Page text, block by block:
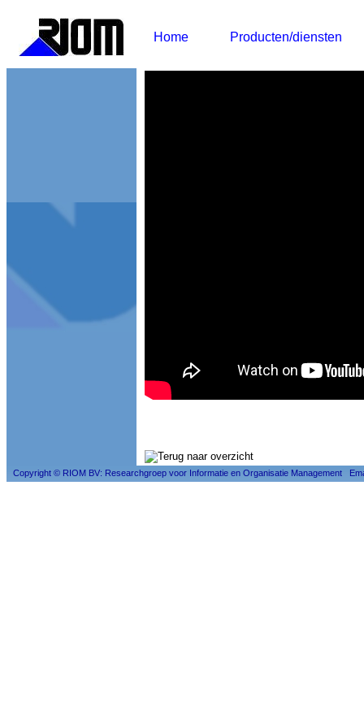
Home Producten/diensten
Copyright © RIOM BV: Researchgroep voor Informatie en Organisatie Management